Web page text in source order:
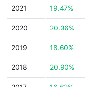
2021 19.47%
2020 20.36%
2019 18.60%
2018 20.90%